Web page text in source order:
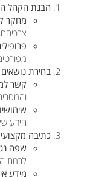
הבנת הקהל
מחקר
בחירת נושאים
קשר
הידע
כתיבה
שפה
לרמת
מידע